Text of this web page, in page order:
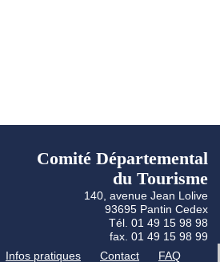
Comité Départemental
du Tourisme
140, avenue Jean Lolive
93695 Pantin Cedex
Tél. 01 49 15 98 98
fax. 01 49 15 98 99
Infos pratiques Contact FAQ